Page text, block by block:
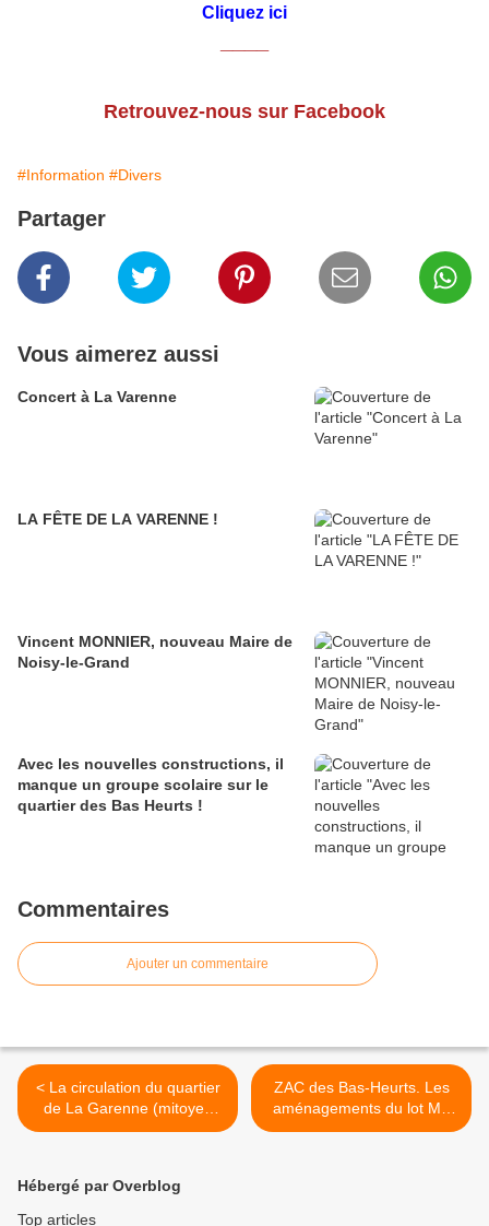
Cliquez ici
Retrouvez-nous sur Facebook
#Information #Divers
Partager
Vous aimerez aussi
Concert à La Varenne
LA FÊTE DE LA VARENNE !
Vincent MONNIER, nouveau Maire de
Noisy-le-Grand
Avec les nouvelles constructions, il
manque un groupe scolaire sur le
quartier des Bas Heurts !
Commentaires
Ajouter un commentaire
< La circulation du quartier
de La Garenne (mitoyen
des Bas-Heurts-La
ZAC des Bas-Heurts. Les
aménagements du lot M4
vont pouvoir commencer ! >
Hébergé par Overblog
Top articles